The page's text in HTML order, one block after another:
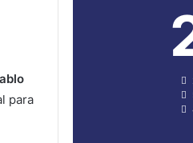
para